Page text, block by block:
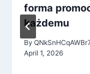
forma
każdemu
By
April 1, 2026